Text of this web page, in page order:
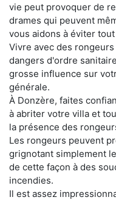
vie peut provoquer de
drames qui peuvent
vous aidons à éviter tout
Vivre avec des
dangers d'ordre
grosse influence sur
générale.
À Donzère, faites
à abriter votre villa et
la présence des
Les rongeurs peuvent
grignotant simplement
de cette façon à des
incendies.
Il est assez